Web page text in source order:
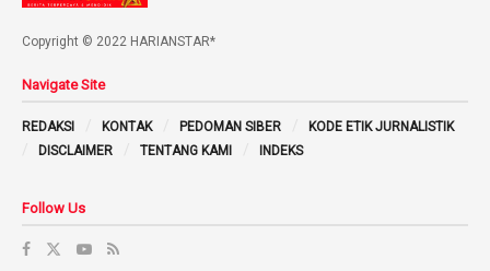
Copyright © 2022 HARIANSTAR*
Navigate Site
REDAKSI KONTAK PEDOMAN SIBER
KODE ETIK JURNALISTIK
DISCLAIMER
TENTANG KAMI INDEKS
Follow Us